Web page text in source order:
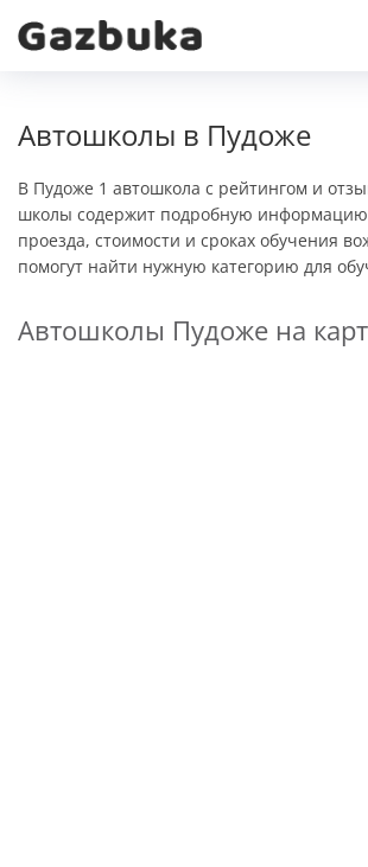
Автошколы в Пудоже
В Пудоже 1 автошкола с рейтингом и
школы содержит подробную информацию
проезда, стоимости и сроках обучения
помогут найти нужную категорию для
Автошколы Пудоже на